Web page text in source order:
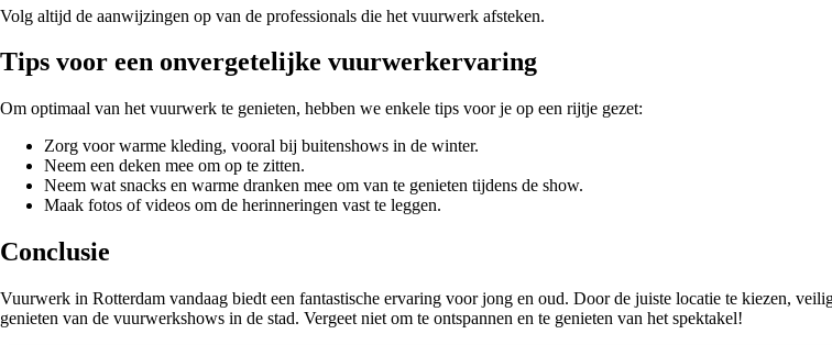
Volg altijd de aanwijzingen op van de professionals die het vuurwerk afsteken.
Tips voor een onvergetelijke vuurwerkervaring
Om optimaal van het vuurwerk te genieten, hebben we enkele tips voor je op een rijtje gezet:
Zorg voor warme kleding, vooral bij buitenshows in de winter.
Neem een deken mee om op te zitten.
Neem wat snacks en warme dranken mee om van te genieten tijdens de show.
Maak fotos of videos om de herinneringen vast te leggen.
Conclusie
Vuurwerk in Rotterdam vandaag biedt een fantastische ervaring voor jong en oud. Door de juiste locatie te kiezen,
genieten van de vuurwerkshows in de stad. Vergeet niet om te ontspannen en te genieten van het spektakel!